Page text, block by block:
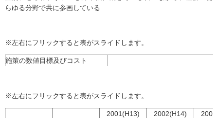
らゆる分野で共に参画している
※左右にフリックすると表がスライドします。
施策の数値目標及びコスト
※左右にフリックすると表がスライドします。
2001(H13) 2002(H14)